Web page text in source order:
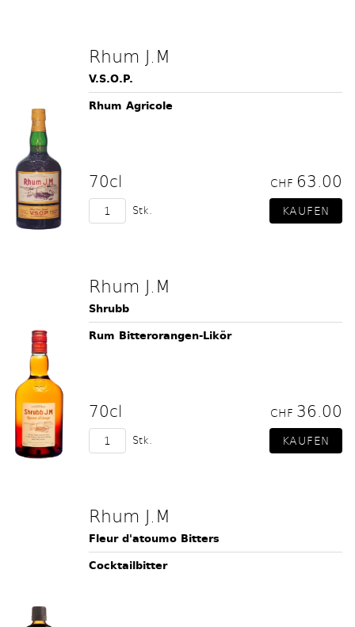
Rhum J.M
V.S.O.P.
Rhum Agricole
70cl CHF 63.00
Stk.
Rhum J.M
Shrubb
Rum Bitterorangen-Likör
70cl CHF 36.00
Stk.
Rhum J.M
Fleur d'atoumo Bitters
Cocktailbitter